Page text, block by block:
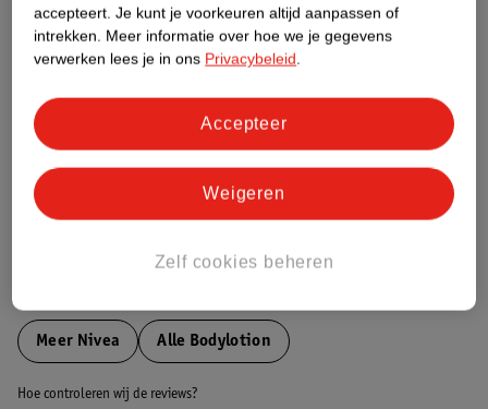
Nature Impact Score
Impact Score.
Meer informatie
Bestel & Bezorginformatie
Meer Nivea Alle Bodylotion
Hoe controleren wij de reviews?
accepteert. Je kunt je voorkeuren altijd aanpassen of
intrekken. Meer informatie over hoe we je gegevens
verwerken lees je in ons Privacybeleid.
Zelf cookies beheren
Weigeren
Accepteer